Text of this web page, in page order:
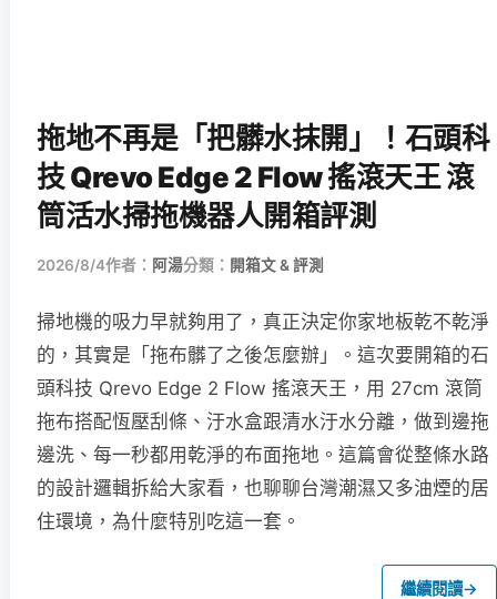
拖地不再是「把髒水抹開」！石頭科
技 Qrevo Edge 2 Flow 搖滾天王 滾
筒活水掃拖機器人開箱評測
2026/8/4作者： 阿湯分類： 開箱文 & 評測
掃地機的吸力早就夠用了，真正決定你家地板乾不乾淨
的，其實是「拖布髒了之後怎麼辦」。這次要開箱的石
頭科技 Qrevo Edge 2 Flow 搖滾天王，用 27cm 滾筒
拖布搭配恆壓刮條、汙水盒跟清水汙水分離，做到邊拖
邊洗、每一秒都用乾淨的布面拖地。這篇會從整條水路
的設計邏輯拆給大家看，也聊聊台灣潮濕又多油煙的居
住環境，為什麼特別吃這一套。
繼續閱讀→